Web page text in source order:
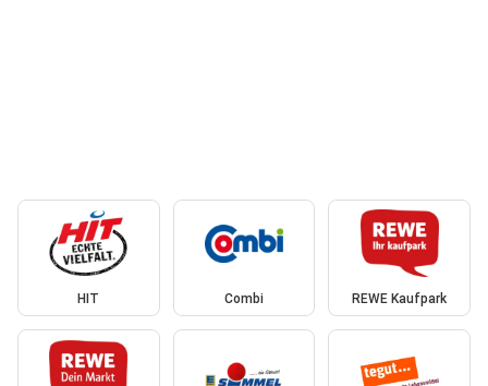
HIT Combi REWE Kaufpark